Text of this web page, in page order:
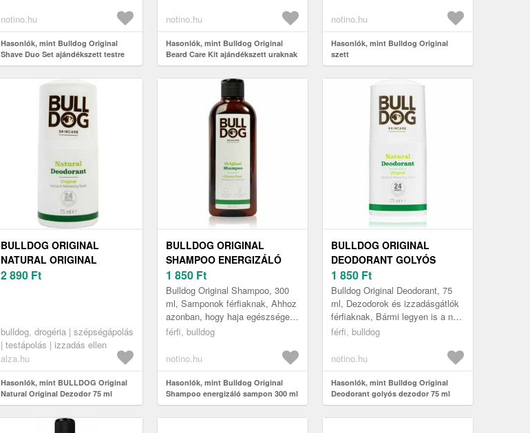
notino.hu
Hasonlók, mint Bulldog Original
Shave Duo Set ajándékszett testre
és arcra
magának...
notino.hu
Hasonlók, mint Bulldog Original
Beard Care Kit ajándékszett uraknak
Peach Wood 10, 4 cm
mindennapjait. A Bulldog ...
notino.hu
Hasonlók, mint Bulldog Original
szett
BULLDOG ORIGINAL
NATURAL ORIGINAL
DEZODOR 75 ML
2 890 Ft
bulldog, drogéria | szépségápolás
| testápolás | izzadás ellen
alza.hu
Hasonlók, mint BULLDOG Original
Natural Original Dezodor 75 ml
BULLDOG ORIGINAL
SHAMPOO ENERGIZÁLÓ
SAMPON 300 ML
1 850 Ft
Bulldog Original Shampoo, 300
ml, Samponok férfiaknak, Ahhoz
azonban, hogy haja egészséges,
fényes és életerős maradjon,
férfi, bulldog
notino.hu
Hasonlók, mint Bulldog Original
Shampoo energizáló sampon 300 ml
BULLDOG ORIGINAL
DEODORANT GOLYÓS
DEZODOR 75 ML
1 850 Ft
Bulldog Original Deodorant, 75
ml, Dezodorok és izzadásgátlók
férfiaknak, Bármi legyen is a napi
programja, az izzadtságszaggal
férfi, bulldog
notino.hu
Hasonlók, mint Bulldog Original
Deodorant golyós dezodor 75 ml